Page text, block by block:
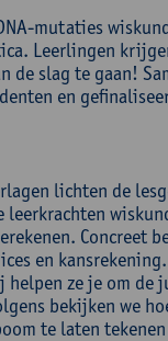
mutaties
Leerlingen
de slag te gaan!
en
lichten de
leerkrachten
Concreet
en
ze je om de
bekijken we
te laten